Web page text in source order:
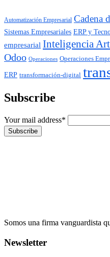
Automatización Empresarial Cadena
Sistemas Empresariales ERP y
empresarial Inteligencia
Odoo Operaciones Operaciones
ERP transformación-digital
Subscribe
Your mail address*
Somos una firma vanguardista
Newsletter